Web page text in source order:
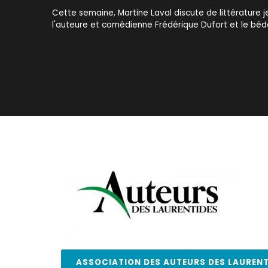
Cette semaine, Martine Laval discute de littérature
l'auteure et comédienne Frédérique Dufort et le
ASSOCIATION DES AUTEURS DES